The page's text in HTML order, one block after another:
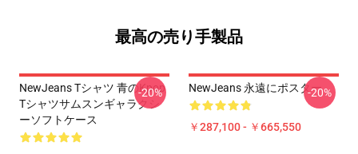
最高の売り手製品
NewJeans Tシャツ 青のkpop
Tシャツサムスンギャラクシ
ーソフトケース
-20% NewJeans 永遠にポスター
￥287,100 - ￥665,550
-20%